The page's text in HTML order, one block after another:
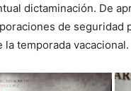
dictaminación. De
de seguridad
temporada vacacional.